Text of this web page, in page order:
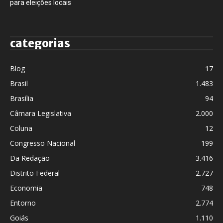
para eleições locais
categorias
Blog
17
Brasil
1.483
Brasília
94
Câmara Legislativa
2.000
Coluna
12
Congresso Nacional
199
Da Redação
3.416
Distrito Federal
2.727
Economia
748
Entorno
2.774
Goiás
1.110